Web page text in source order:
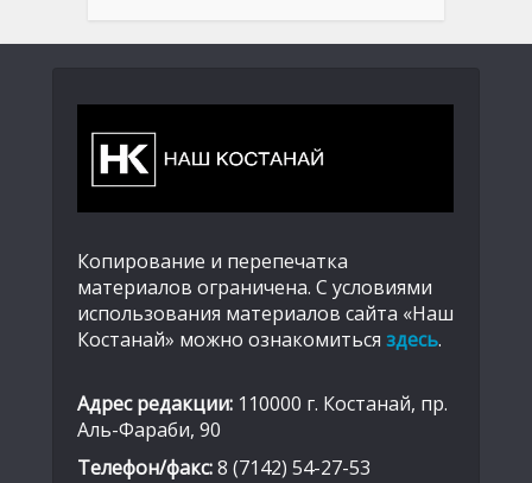
Копирование и перепечатка
материалов ограничена. С условиями
использования материалов сайта «Наш
Костанай» можно ознакомиться здесь.
Адрес редакции: 110000 г. Костанай, пр.
Аль-Фараби, 90
Телефон/факс:8 (7142) 54-27-53